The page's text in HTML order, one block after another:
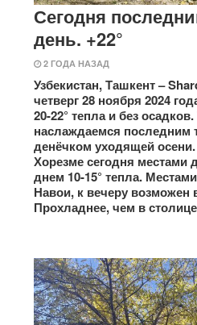
Сегодня
день. +22°
2 ГОДА НАЗАД
Узбекистан, Ташкент –
четверг 28 ноября 2024
20-22° тепла и без
наслаждаемся
денёчком уходящей
Хорезме сегодня местами
днем 10-15° тепла.
Навои, к вечеру возможен
Прохладнее, чем в столице